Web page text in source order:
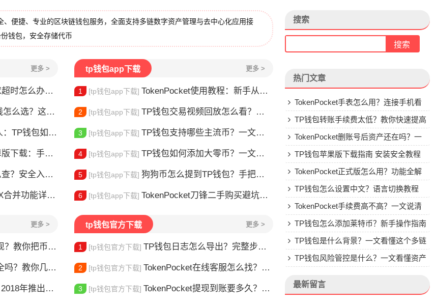
便捷、专业的区块链钱包服务，全面支持多链数字资产管理与去中心化应用接
钱包，安全存储代币
更多 >
几招帮你快速解决
这款真的好用
改变数字资产管理
链钱包安装使用指南
入口查询指南
完成资产合并的完整指南
tp钱包app下载 更多 >
1 [tp钱包app下载] TokenPocket使用教程：新手从零学会钱包操作
2 [tp钱包app下载] TP钱包交易视频回放怎么看？一文教你轻松找回
3 [tp钱包app下载] TP钱包支持哪些主流币？一文看懂
4 [tp钱包app下载] TP钱包如何添加大零币？一文教你轻松操作
5 [tp钱包app下载] 狗狗币怎么提到TP钱包？手把手教你安全转入
6 [tp钱包app下载] TokenPocket刀锋二手购买避坑指南
更多 >
币安全换成现金
教你几招自查
多链钱包全解析
tp钱包官方下载 更多 >
1 [tp钱包官方下载] TP钱包日志怎么导出？完整步骤教你轻松获取
2 [tp钱包官方下载] TokenPocket在线客服怎么找？人工客服快速接入攻略
3 [tp钱包官方下载] TokenPocket提现到账要多久？别把钱包当银行，看完这篇就懂了
搜索
热门文章
TokenPocket手表怎么用？连接手机看
行情教程
TP钱包转账手续费太低？教你快速提高
Gas费
TokenPocket删账号后资产还在吗？一
文讲清楚
TP钱包苹果版下载指南 安装安全教程
TokenPocket正式版怎么用？功能全解
析与安全使用指南
TP钱包怎么设置中文？语言切换教程
TokenPocket手续费高不高？一文说清
楚TP钱包怎么添加莱特币？新手操作指南
TP钱包是什么背景？一文看懂这个多链
钱包的来头
TP钱包风险管控是什么？一文看懂资产
最新留言